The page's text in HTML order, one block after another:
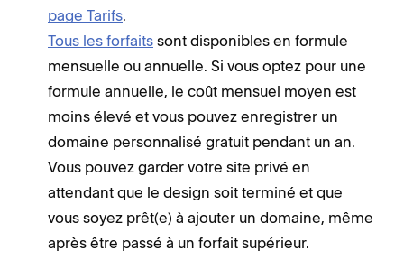
page Tarifs.
Tous les forfaits sont disponibles en formule
mensuelle ou annuelle. Si vous optez pour une
formule annuelle, le coût mensuel moyen est
moins élevé et vous pouvez enregistrer un
domaine personnalisé gratuit pendant un an.
Vous pouvez garder votre site privé en
attendant que le design soit terminé et que
vous soyez prêt(e) à ajouter un domaine, même
après être passé à un forfait supérieur.